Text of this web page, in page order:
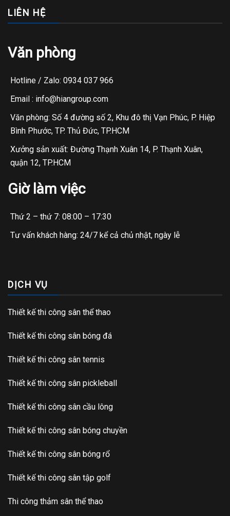
LIÊN HỆ
Văn phòng
Hotline / Zalo: 0934 037 966
Email : info@hiangroup.com
Văn phòng: Số 4 đường số 2, Khu đô thị Vạn Phúc, P. Hiệp
Bình Phước, TP. Thủ Đức, TP.HCM
Xưởng sản xuất: Đường Thạnh Xuân 14, P. Thạnh Xuân,
quận 12, TP.HCM
Giờ làm việc
Thứ 2 – thứ 7: 08:00 – 17:30
Tư vấn khách hàng: 24/7 kể cả chủ nhật, ngày lễ
DỊCH VỤ
Thiết kế thi công sân thể thao
Thiết kế thi công sân bóng đá
Thiết kế thi công sân tennis
Thiết kế thi công sân pickleball
Thiết kế thi công sân cầu lông
Thiết kế thi công sân bóng chuyền
Thiết kế thi công sân bóng rổ
Thiết kế thi công sân tập golf
Thi công thảm sân thể thao